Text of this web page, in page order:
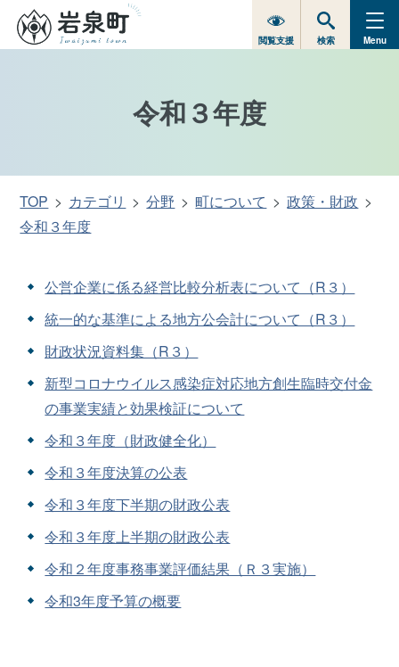
閲覧支援 検索 Menu
令和３年度
TOP カテゴリ 分野 町について
政策・財政
令和３年度
公営企業に係る経営比較分析表について（R３）
統一的な基準による地方公会計について（R３）
財政状況資料集（R３）
新型コロナウイルス感染症対応地方創生臨時交付金
の事業実績と効果検証について
令和３年度（財政健全化）
令和３年度決算の公表
令和３年度下半期の財政公表
令和３年度上半期の財政公表
令和２年度事務事業評価結果（Ｒ３実施）
令和3年度予算の概要